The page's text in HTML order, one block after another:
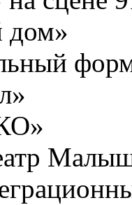
дом»